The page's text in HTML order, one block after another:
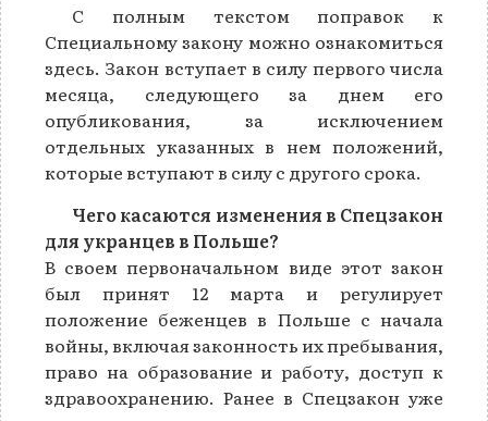
С полным текстом поправок к
Специальному закону можно ознакомиться
здесь. Закон вступает в силу первого числа
месяца, следующего за днем его
опубликования, за исключением
отдельных указанных в нем положений,
которые вступают в силу с другого срока.
Чего касаются изменения в Спецзакон
для укранцев в Польше?
В своем первоначальном виде этот закон
был принят 12 марта и регулирует
положение беженцев в Польше с начала
войны, включая законность их пребывания,
право на образование и работу, доступ к
здравоохранению. Ранее в Спецзакон уже